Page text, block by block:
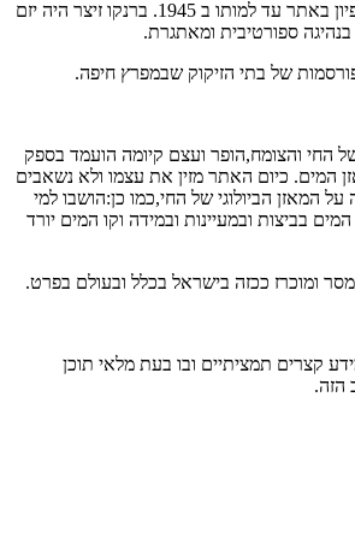
עלה יפה. דגי הקרפיון נסחפו לביצה שסביב ודגי הצלופח המקומיים סעדו מהם לשובע,הכלכליות של המיזם ירדה עד לקו חוסר הכדאיות. למרות זאת זיצר המשיך לגדל את דגי הקרפיון באתר עד למותו ב 1945. ברנקו זיצר היה יזם
ספורטיבית ומאתגרת.
של בתי הזיקוק שבמפרץ חיפה.
החי והצומח,הופר ועצם קיומה הועמד בספק
המים. כיום האתר מזין את עצמו ולא נשאבים
המאזן הביולוגי של החי,כמו כן:הושבו למי
בביצות ובמעיינות ובמידה וקו המים יורד
קצרים תמציתיים ובו בעת מלאי תוכן
הזה.